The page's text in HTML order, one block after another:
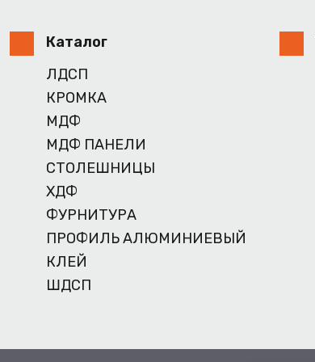
Каталог
ЛДСП
КРОМКА
МДФ
МДФ ПАНЕЛИ
СТОЛЕШНИЦЫ
ХДФ
ФУРНИТУРА
ПРОФИЛЬ АЛЮМИНИЕВЫЙ
КЛЕЙ
ШДСП